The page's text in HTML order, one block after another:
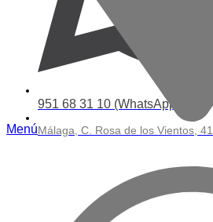
951 68 31 10‬ (WhatsApp)
MenúMálaga, C. Rosa de los Vientos, 41